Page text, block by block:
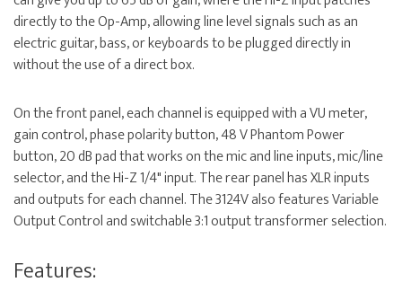
directly to the Op-Amp, allowing line level signals such as an
electric guitar, bass, or keyboards to be plugged directly in
without the use of a direct box.
On the front panel, each channel is equipped with a VU meter,
gain control, phase polarity button, 48 V Phantom Power
button, 20 dB pad that works on the mic and line inputs, mic/line
selector, and the Hi-Z 1/4" input. The rear panel has XLR inputs
and outputs for each channel. The 3124V also features Variable
Output Control and switchable 3:1 output transformer selection.
Features: